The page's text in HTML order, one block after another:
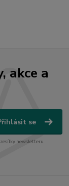
akce a
se
newsletteru.